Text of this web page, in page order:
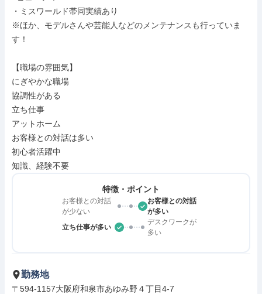
・ミスワールド帯同実績あり
※ほか、モデルさんや芸能人などのメンテナンスも行っていま
す！
【職場の雰囲気】
にぎやかな職場
協調性がある
立ち仕事
アットホーム
お客様との対話は多い
初心者活躍中
知識、経験不要
特徴・ポイント
お客様との対話
が少ない
お客様との対話
が多い
立ち仕事が多い
デスクワークが
多い
勤務地
〒594-1157大阪府和泉市あゆみ野４丁目4-7